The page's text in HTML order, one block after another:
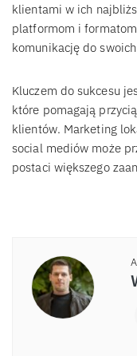
klientami w ich
platformom i
komunikację do
Kluczem do sukcesu
które pomagają
klientów. Marketing
social mediów może
postaci większego